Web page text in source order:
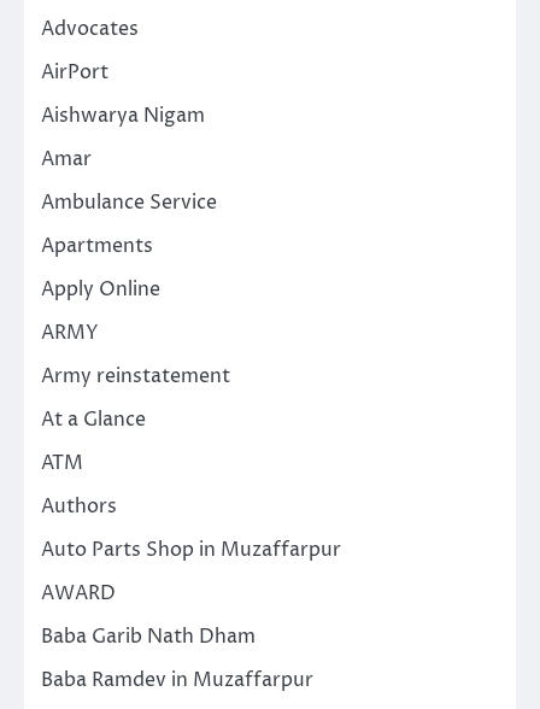
Advocates
AirPort
Aishwarya Nigam
Amar
Ambulance Service
Apartments
Apply Online
ARMY
Army reinstatement
At a Glance
ATM
Authors
Auto Parts Shop in Muzaffarpur
AWARD
Baba Garib Nath Dham
Baba Ramdev in Muzaffarpur